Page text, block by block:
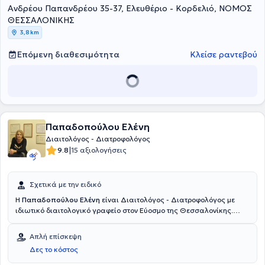
Ανδρέου Παπανδρέου 35-37, Ελευθέριο - Κορδελιό, ΝΟΜΟΣ
ΘΕΣΣΑΛΟΝΙΚΗΣ
3,8 km
Επόμενη διαθεσιμότητα Κλείσε ραντεβού
Παπαδοπούλου Ελένη
Διαιτολόγος - Διατροφολόγος
9.8|15 αξιολογήσεις
Σχετικά με την ειδικό
Η Παπαδοπούλου Ελένη είναι Διαιτολόγος - Διατροφολόγος με
ιδιωτικό διαιτολογικό γραφείο στον Εύοσμο της Θεσσαλονίκης.
Τεχνολογικού Εκπαιδευτικού Ιδρύματος Θεσσαλονίκης. Στο πλαίσιο
συνεχούς επιμόρφωσης, έχει συμμετάσχει ενεργά σε σεμινάρια,
συνέδρια διαιτολογίας, διατροφολογίας και αισθητικής. Στο
Απλή επίσκεψη
Δες το κόστος